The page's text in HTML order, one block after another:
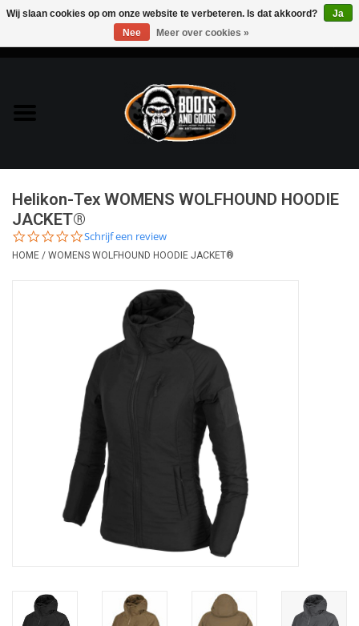
Bags & Packs
Bescherming
Kleding
Lampen
Boots and Goods Blog !
Helikon-Tex WOMENS WOLFHOUND HOODIE
JACKET®
0.0
star
rating
Schrijf een review
HOME / WOMENS WOLFHOUND HOODIE JACKET®
Wij slaan cookies op om onze website te verbeteren. Is dat akkoord?
Ja
Nee
Meer over cookies »